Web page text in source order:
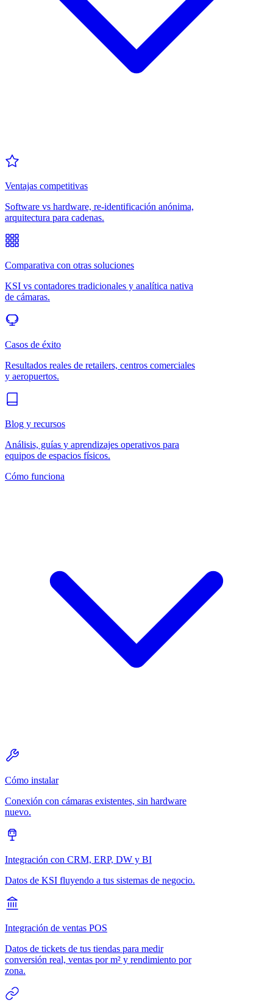
Ventajas competitivas
Software vs hardware, re-identificación anónima,
arquitectura para cadenas.
Comparativa con otras soluciones
KSI vs contadores tradicionales y analítica nativa
de cámaras.
Casos de éxito
Resultados reales de retailers, centros comerciales
y aeropuertos.
Blog y recursos
Análisis, guías y aprendizajes operativos para
equipos de espacios físicos.
Cómo funciona
Cómo instalar
Conexión con cámaras existentes, sin hardware
nuevo.
Integración con CRM, ERP, DW y BI
Datos de KSI fluyendo a tus sistemas de negocio.
Integración de ventas POS
Datos de tickets de tus tiendas para medir
conversión real, ventas por m² y rendimiento por
zona.